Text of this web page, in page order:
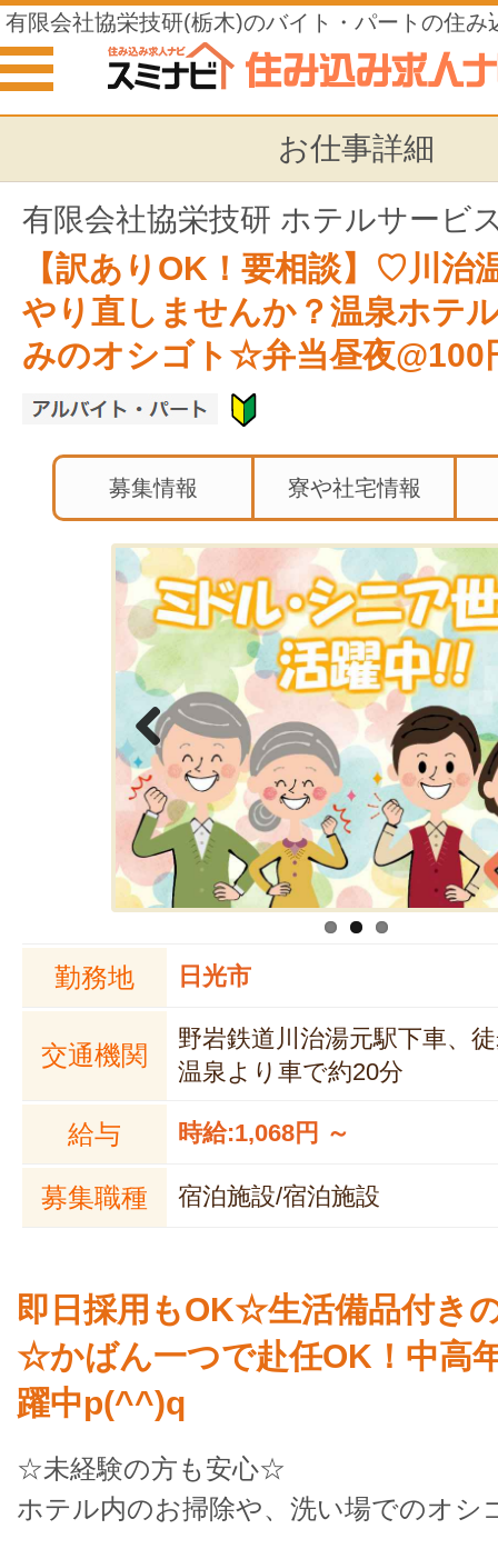
有限会社協栄技研(栃木)のバイト・パートの住み
お仕事詳細
有限会社協栄技研 ホテルサービ
【訳ありOK！要相談】♡川治
やり直しませんか？温泉ホテ
みのオシゴト☆弁当昼夜@100
募集情報 寮や社宅情報
Previous
勤務地 日光市
交通機関
野岩鉄道川治湯元駅下車、
温泉より車で約20分
給与 時給:1,068円 ～
募集職種 宿泊施設/宿泊施設
即日採用もOK☆生活備品付き
☆かばん一つで赴任OK！中高
躍中p(^^)q
☆未経験の方も安心☆
ホテル内のお掃除や、洗い場でのオシ